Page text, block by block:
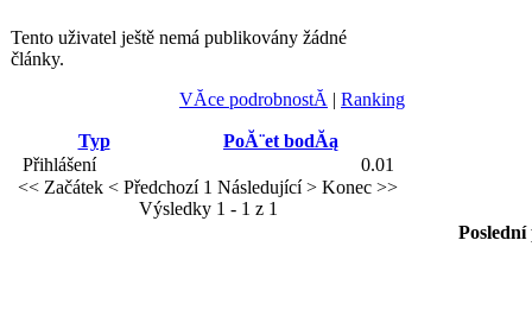
Tento uživatel ještě nemá publikovány žádné
články.
VĂ­ce podrobnostĂ­ | Ranking
Typ
PoĂ¨et bodĂą
Přihlášení
0.01
<< Začátek < Předchozí 1 Následující > Konec >>
Výsledky 1 - 1 z 1